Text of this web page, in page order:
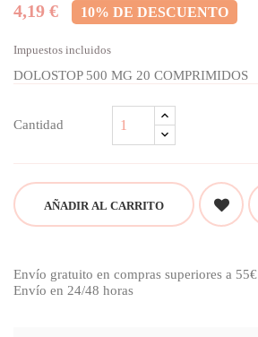
4,19 € 10% DE DESCUENTO
Impuestos incluidos
DOLOSTOP 500 MG 20 COMPRIMIDOS
Cantidad
AÑADIR AL CARRITO
Envío gratuito en compras superiores a 55€
Envío en 24/48 horas